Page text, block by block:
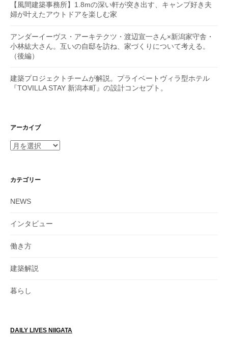
【風間建築事務所】1.8mの深い軒が突き出す、キャンプ好き夫
婦が叶えたアウトドアを楽しむ家
アンダーイーヴス・アーキテクツ・渡辺宣一さん×新潟家守舎・
小林紘大さん。互いの自邸を訪ね、家づくりについて考える。
（後編）
建築プロジェクトチームが解説。プライベートヴィラ型ホテル
『TOVILLA STAY 新潟本町』の設計コンセプト。
アーカイブ
カテゴリー
NEWS
インタビュー
働き方
建築解説
暮らし
DAILY LIVES NIIGATA